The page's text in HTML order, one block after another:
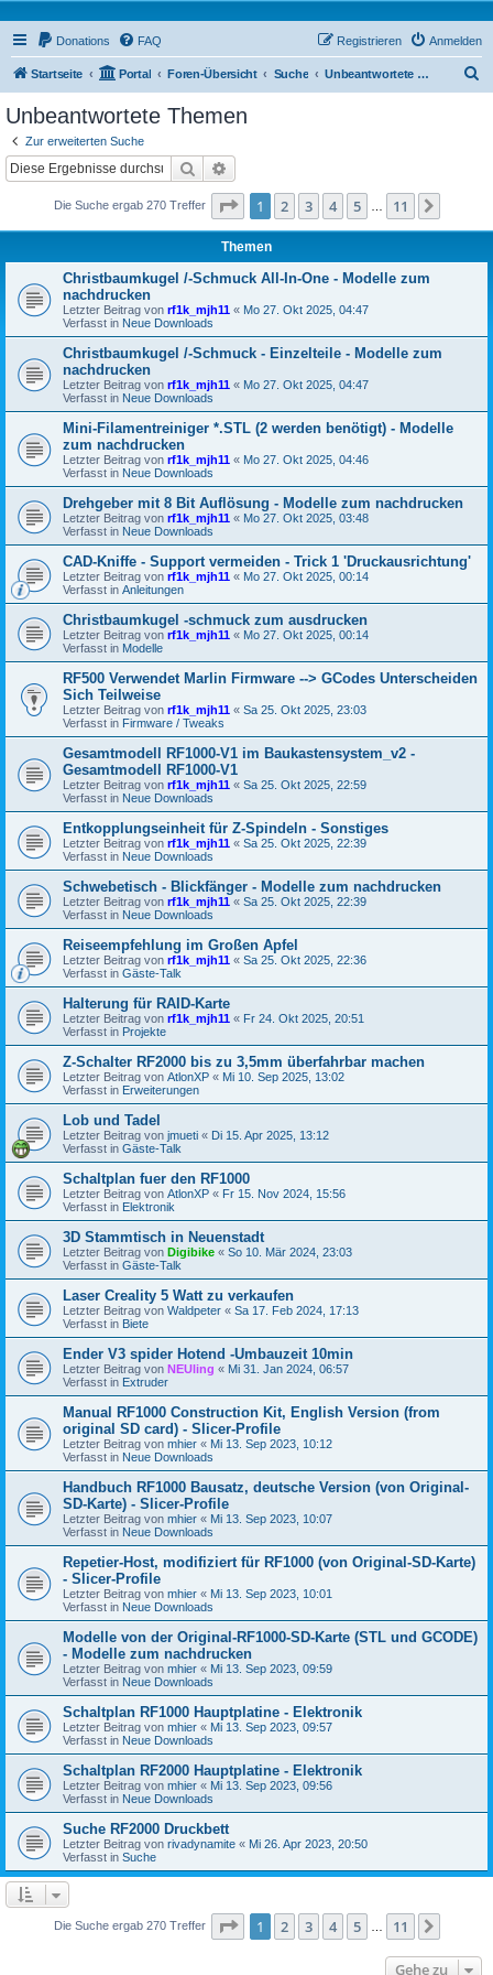
Donations FAQ Anmelden
Registrieren
Startseite Portal Foren-Übersicht Suche Unbeantwortete Themen
Unbeantwortete Themen
Zur erweiterten Suche
Suche
Die Suche ergab 270 Treffer Seite 1von 11
1 2 3 4 5 11
Themen
Christbaumkugel /-Schmuck All-In-One - Modelle zum
nachdrucken
Letzter Beitrag von rf1k_mjh11 « Mo 27. Okt 2025, 04:47
Verfasst in Neue Downloads
Christbaumkugel /-Schmuck - Einzelteile - Modelle zum
nachdrucken
Letzter Beitrag von rf1k_mjh11 « Mo 27. Okt 2025, 04:47
Verfasst in Neue Downloads
Mini-Filamentreiniger *.STL (2 werden benötigt) - Modelle
zum nachdrucken
Letzter Beitrag von rf1k_mjh11 « Mo 27. Okt 2025, 04:46
Verfasst in Neue Downloads
Drehgeber mit 8 Bit Auflösung - Modelle zum nachdrucken
Letzter Beitrag von rf1k_mjh11 « Mo 27. Okt 2025, 03:48
Verfasst in Neue Downloads
CAD-Kniffe - Support vermeiden - Trick 1 'Druckausrichtung'
Letzter Beitrag von rf1k_mjh11 « Mo 27. Okt 2025, 00:14
Verfasst in Anleitungen
Christbaumkugel -schmuck zum ausdrucken
Letzter Beitrag von rf1k_mjh11 « Mo 27. Okt 2025, 00:14
Verfasst in Modelle
RF500 Verwendet Marlin Firmware --> GCodes Unterscheiden
Sich Teilweise
Letzter Beitrag von rf1k_mjh11 « Sa 25. Okt 2025, 23:03
Verfasst in Firmware / Tweaks
Gesamtmodell RF1000-V1 im Baukastensystem_v2 -
Gesamtmodell RF1000-V1
Letzter Beitrag von rf1k_mjh11 « Sa 25. Okt 2025, 22:59
Verfasst in Neue Downloads
Entkopplungseinheit für Z-Spindeln - Sonstiges
Letzter Beitrag von rf1k_mjh11 « Sa 25. Okt 2025, 22:39
Verfasst in Neue Downloads
Schwebetisch - Blickfänger - Modelle zum nachdrucken
Letzter Beitrag von rf1k_mjh11 « Sa 25. Okt 2025, 22:39
Verfasst in Neue Downloads
Reiseempfehlung im Großen Apfel
Letzter Beitrag von rf1k_mjh11 « Sa 25. Okt 2025, 22:36
Verfasst in Gäste-Talk
Halterung für RAID-Karte
Letzter Beitrag von rf1k_mjh11 « Fr 24. Okt 2025, 20:51
Verfasst in Projekte
Z-Schalter RF2000 bis zu 3,5mm überfahrbar machen
Letzter Beitrag von AtlonXP « Mi 10. Sep 2025, 13:02
Verfasst in Erweiterungen
Lob und Tadel
Letzter Beitrag von jmueti « Di 15. Apr 2025, 13:12
Verfasst in Gäste-Talk
Schaltplan fuer den RF1000
Letzter Beitrag von AtlonXP « Fr 15. Nov 2024, 15:56
Verfasst in Elektronik
3D Stammtisch in Neuenstadt
Letzter Beitrag von Digibike « So 10. Mär 2024, 23:03
Verfasst in Gäste-Talk
Laser Creality 5 Watt zu verkaufen
Letzter Beitrag von Waldpeter « Sa 17. Feb 2024, 17:13
Verfasst in Biete
Ender V3 spider Hotend -Umbauzeit 10min
Letzter Beitrag von NEUling « Mi 31. Jan 2024, 06:57
Verfasst in Extruder
Manual RF1000 Construction Kit, English Version (from
original SD card) - Slicer-Profile
Letzter Beitrag von mhier « Mi 13. Sep 2023, 10:12
Verfasst in Neue Downloads
Handbuch RF1000 Bausatz, deutsche Version (von Original-
SD-Karte) - Slicer-Profile
Letzter Beitrag von mhier « Mi 13. Sep 2023, 10:07
Verfasst in Neue Downloads
Repetier-Host, modifiziert für RF1000 (von Original-SD-Karte)
- Slicer-Profile
Letzter Beitrag von mhier « Mi 13. Sep 2023, 10:01
Verfasst in Neue Downloads
Modelle von der Original-RF1000-SD-Karte (STL und GCODE)
- Modelle zum nachdrucken
Letzter Beitrag von mhier « Mi 13. Sep 2023, 09:59
Verfasst in Neue Downloads
Schaltplan RF1000 Hauptplatine - Elektronik
Letzter Beitrag von mhier « Mi 13. Sep 2023, 09:57
Verfasst in Neue Downloads
Schaltplan RF2000 Hauptplatine - Elektronik
Letzter Beitrag von mhier « Mi 13. Sep 2023, 09:56
Verfasst in Neue Downloads
Suche RF2000 Druckbett
Letzter Beitrag von rivadynamite « Mi 26. Apr 2023, 20:50
Verfasst in Suche
Die Suche ergab 270 Treffer Seite 1von 11
1 2 3 4 5 11
Gehe zu